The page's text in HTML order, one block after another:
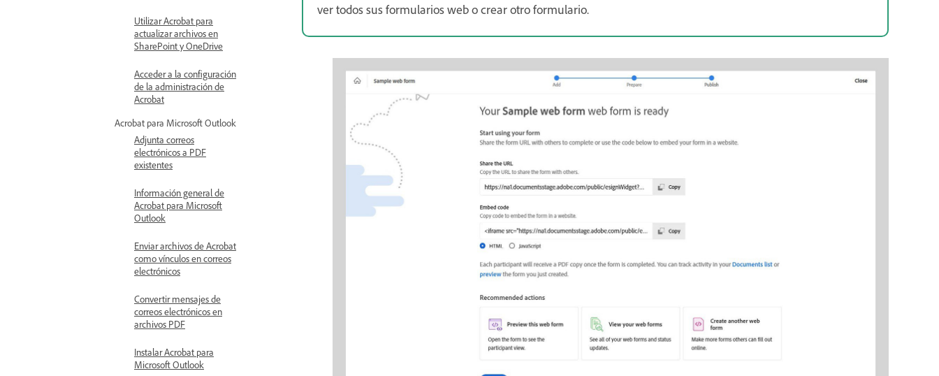
Utilizar Acrobat para
actualizar archivos en
SharePoint y OneDrive
Acceder a la configuración
de la administración de
Acrobat
Acrobat para Microsoft Outlook
Adjunta correos
electrónicos a PDF
existentes
Información general de
Acrobat para Microsoft
Outlook
Enviar archivos de Acrobat
como vínculos en correos
electrónicos
Convertir mensajes de
correos electrónicos en
archivos PDF
Instalar Acrobat para
Microsoft Outlook
ver todos sus formularios web o crear otro formulario.